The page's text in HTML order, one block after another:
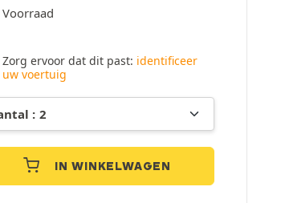
Voorraad
Zorg ervoor dat dit past: identificeer
uw voertuig
IN WINKELWAGEN